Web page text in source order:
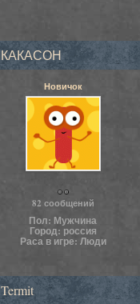
КАКАСОН
Новичок
82 сообщений
Пол: Мужчина
Город: россия
Раса в игре: Люди
Termit